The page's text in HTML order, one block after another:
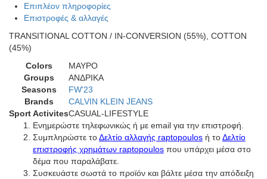
Επιπλέον πληροφορίες
Επιστροφές & αλλαγές
TRANSITIONAL COTTON / IN-CONVERSION (55%), COTTON
(45%)
Colors
ΜΑΥΡΟ
Groups
ΑΝΔΡΙΚΑ
Seasons
FW'23
Brands
CALVIN KLEIN JEANS
Sport ActivitesCASUAL-LIFESTYLE
Ενημερώστε τηλεφωνικώς ή με email για την επιστροφή.
Συμπληρώστε τοΔελτίο αλλαγής raptopoulos ή τοΔελτίο
επιστροφής χρημάτων raptopoulos που υπάρχει μέσα στο
δέμα που παραλάβατε.
Συσκευάστε σωστά το προϊόν και βάλτε μέσα την απόδειξη